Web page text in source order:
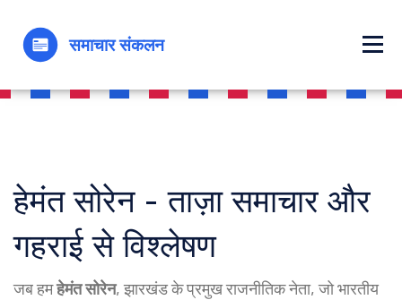
हेमंत सोरेन - ताज़ा समाचार और
गहराई से विश्लेषण
जब हमहेमंत सोरेन,झारखंड के प्रमुख राजनीतिक नेता, जो भारतीय